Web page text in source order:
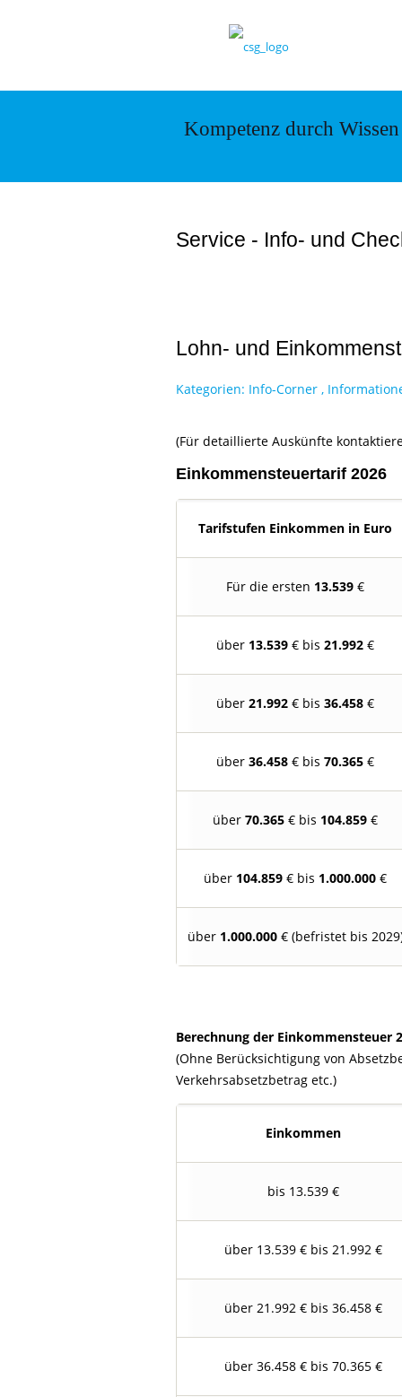
Kompetenz durch Wissen
Service - Info- und
Lohn- und
Kategorien: Info-Corner,
(Für detaillierte Auskünfte
Einkommensteuertarif 2026
Tarifstufen Einkommen in Euro
Für die ersten 13.539 €
über 13.539 € bis 21.992 €
über 21.992 € bis 36.458 €
über 36.458 € bis 70.365 €
über 70.365 € bis 104.859 €
über 104.859 € bis 1.000.000 €
über 1.000.000€ (befristet bis
Berechnung der Einkommensteuer
(Ohne Berücksichtigung von
Verkehrsabsetzbetrag etc.)
Einkommen
bis 13.539 €
über 13.539 € bis 21.992 €
über 21.992 € bis 36.458 €
über 36.458 € bis 70.365 €